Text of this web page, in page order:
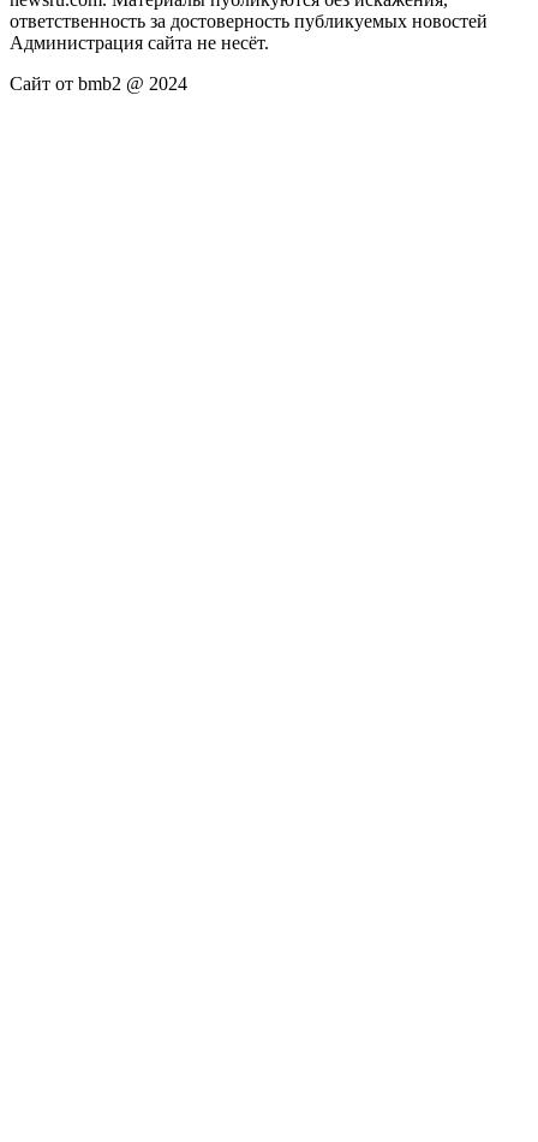
ответственность за достоверность публикуемых новостей
Администрация сайта не несёт.
Сайт от bmb2 @ 2024